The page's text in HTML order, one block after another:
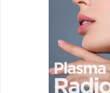
المرضية وكذلك
حياة المريض